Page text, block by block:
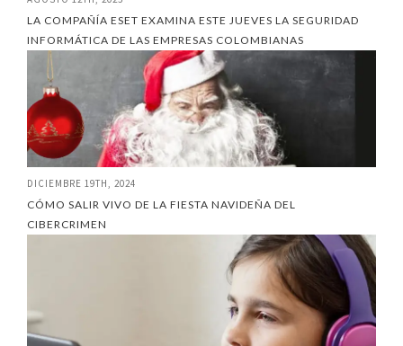
LA COMPAÑÍA ESET EXAMINA ESTE JUEVES LA SEGURIDAD
INFORMÁTICA DE LAS EMPRESAS COLOMBIANAS
DICIEMBRE 19TH, 2024
CÓMO SALIR VIVO DE LA FIESTA NAVIDEÑA DEL
CIBERCRIMEN